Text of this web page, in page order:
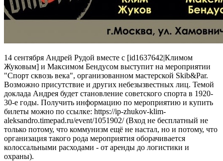
14 сентября Андрей Рудой вместе с [id1637642|Климом
Жуковым] и Максимом Бендусом выступит на мероприятии
"Спорт сквозь века", организованном мастерской Skib&Par.
Возможно присутствие и других небезызвестных лиц. Темой
доклада Андрея будет становление советского спорта в 1920-
30-е годы. Получить информацию по мероприятию и купить
билеты можно по ссылке: https://ip-zhukov-klim-
aleksandro.timepad.ru/event/1051902/ (Вход не бесплатный не
только потому, что коммунизм ещё не настал, но и потому, что
организация такого рода мероприятия оборачивается
колоссальными расходами - от аренды до логистики и
охраны).